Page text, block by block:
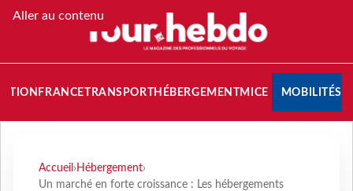
Aller au contenu
FRANCETRANSPORT HÉBERGEMENTMICE MOBILITÉS
Accueil › Hébergement›
Un marché en forte croissance : Les hébergements